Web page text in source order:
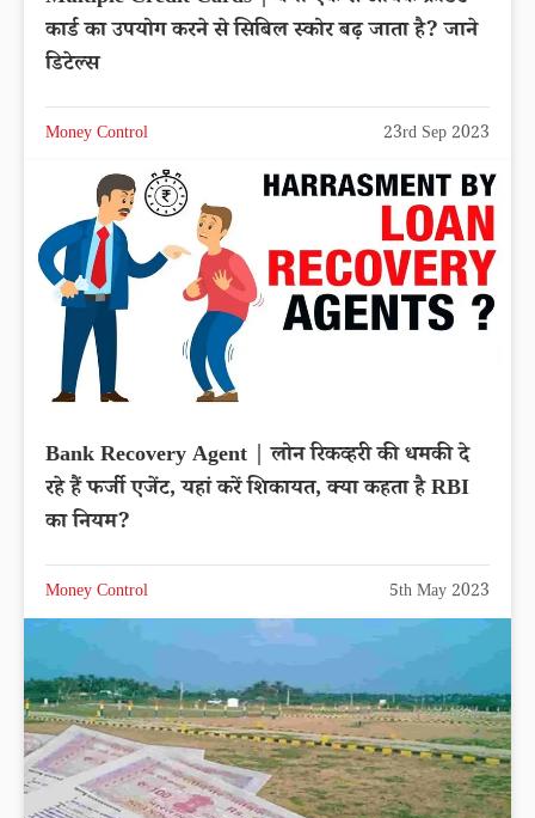
कार्ड का उपयोग करने से सिबिल स्कोर बढ़ जाता है? जाने
डिटेल्स
Money Control 23rd Sep 2023
Bank Recovery Agent | लोन रिकव्हरी की धमकी दे
रहे हैं फर्जी एजेंट, यहां करें शिकायत, क्या कहता है RBI
का नियम?
Money Control 5th May 2023